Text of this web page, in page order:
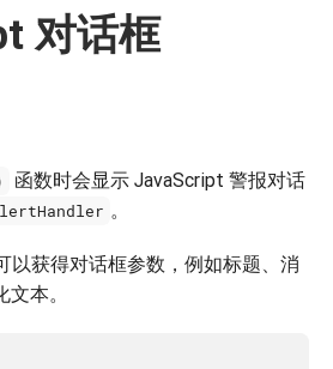
对话框
函数时会显示 JavaScript 警报对话
。
以获得对话框参数，例如标题、消
本。